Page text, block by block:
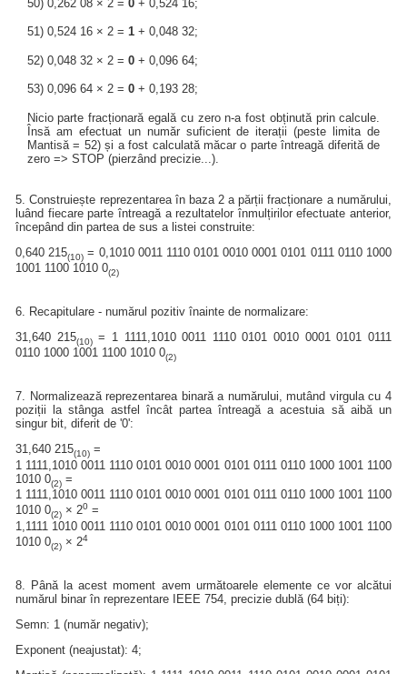
50) 0,262 08 × 2 = 0+ 0,524 16;
51) 0,524 16 × 2 = 1+ 0,048 32;
52) 0,048 32 × 2 = 0+ 0,096 64;
53) 0,096 64 × 2 = 0+ 0,193 28;
Nicio parte fracționară egală cu zero n-a fost obținută prin calcule.
Însă am efectuat un număr suficient de iterații (peste limita de
Mantisă = 52) și a fost calculată măcar o parte întreagă diferită de
zero => STOP (pierzând precizie...).
5. Construiește reprezentarea în baza 2 a părții fracționare a numărului,
luând fiecare parte întreagă a rezultatelor înmulțirilor efectuate anterior,
începând din partea de sus a listei construite:
0,640 215(10) = 0,1010 0011 1110 0101 0010 0001 0101 0111 0110 1000
1001 1100 1010 0(2)
6. Recapitulare - numărul pozitiv înainte de normalizare:
31,640 215(10) = 1 1111,1010 0011 1110 0101 0010 0001 0101 0111
0110 1000 1001 1100 1010 0(2)
7. Normalizează reprezentarea binară a numărului, mutând virgula cu 4
poziții la stânga astfel încât partea întreagă a acestuia să aibă un
singur bit, diferit de '0':
31,640 215(10) =
1 1111,1010 0011 1110 0101 0010 0001 0101 0111 0110 1000 1001 1100
1010 0(2) =
1 1111,1010 0011 1110 0101 0010 0001 0101 0111 0110 1000 1001 1100
1010 0(2) × 20 =
1,1111 1010 0011 1110 0101 0010 0001 0101 0111 0110 1000 1001 1100
1010 0(2) × 24
8. Până la acest moment avem următoarele elemente ce vor alcătui
numărul binar în reprezentare IEEE 754, precizie dublă (64 biți):
Semn: 1 (număr negativ);
Exponent (neajustat): 4;